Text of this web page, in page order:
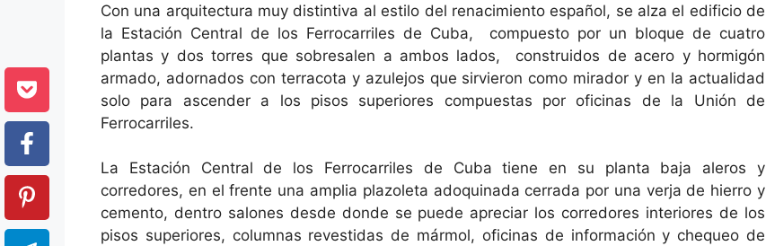
Con una arquitectura muy distintiva al estilo del renacimiento español, se alza el edificio de
la Estación Central de los Ferrocarriles de Cuba, compuesto por un bloque de cuatro
plantas y dos torres que sobresalen a ambos lados, construidos de acero y hormigón
armado, adornados con terracota y azulejos que sirvieron como mirador y en la actualidad
solo para ascender a los pisos superiores compuestas por oficinas de la Unión de
Ferrocarriles.
La Estación Central de los Ferrocarriles de Cuba tiene en su planta baja aleros y
corredores, en el frente una amplia plazoleta adoquinada cerrada por una verja de hierro y
cemento, dentro salones desde donde se puede apreciar los corredores interiores de los
pisos superiores, columnas revestidas de mármol, oficinas de información y chequeo de